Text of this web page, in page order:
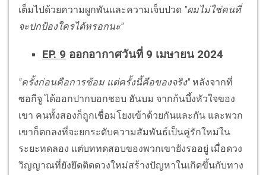
เต็มไปด้วยความผูกพันและความเจ็บปวด "ผมไม่ใช่คนที่
จะปกป้องใครได้หรอกนะ"
EP. 9 ออกอากาศวันที่ 9 เมษายน 2024
"ครั้งก่อนคือการซ้อม แต่ครั้งนี้คือของจริง"หลังจากที่
ซอกีจู ได้ออกปากบอกชอบ ฮันบม จากก้นบึ้งหัวใจของ
เขา คนทั้งสองก็ถูกเชื่อมโยงเข้าด้วยกันและกัน และพวก
เขาก็ตกลงที่จะยกระดับความสัมพันธ์เป็นคู่รักใหม่ใน
ระยะทดลอง แต่บททดสอบของพวกเขายังรออยู่ เมื่อดวง
วิญญาณที่ยังยึดติดดวงใหม่สร้างปัญหาในเกิดขึ้นกับทาง